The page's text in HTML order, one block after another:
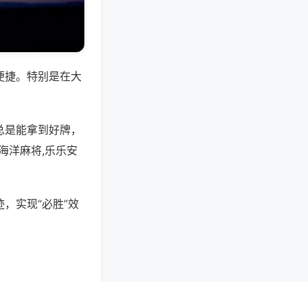
捷。特别是在大
能拿到好牌，
洋麻将,乐乐安
实现“必胜”效